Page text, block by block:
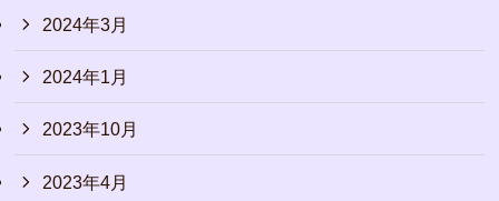
2024年3月
2024年1月
2023年10月
2023年4月